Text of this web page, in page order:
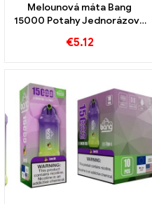
Melounová máta Bang
15000 Potahy Jednorázová
kombinuje sladkost melounu
€5.12